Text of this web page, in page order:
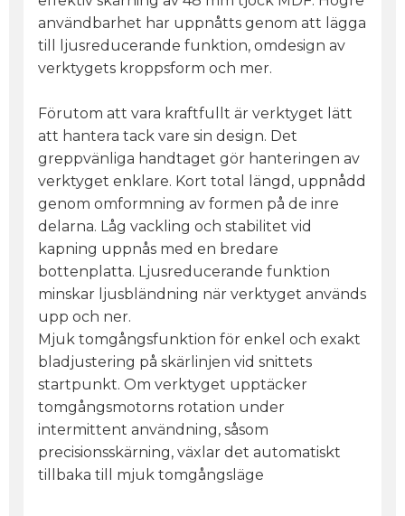
användbarhet har uppnåtts genom att lägga
till ljusreducerande funktion, omdesign av
verktygets kroppsform och mer.
Förutom att vara kraftfullt är verktyget lätt
att hantera tack vare sin design. Det
greppvänliga handtaget gör hanteringen av
verktyget enklare. Kort total längd, uppnådd
genom omformning av formen på de inre
delarna. Låg vackling och stabilitet vid
kapning uppnås med en bredare
bottenplatta. Ljusreducerande funktion
minskar ljusbländning när verktyget används
upp och ner.
Mjuk tomgångsfunktion för enkel och exakt
bladjustering på skärlinjen vid snittets
startpunkt. Om verktyget upptäcker
tomgångsmotorns rotation under
intermittent användning, såsom
precisionsskärning, växlar det automatiskt
tillbaka till mjuk tomgångsläge